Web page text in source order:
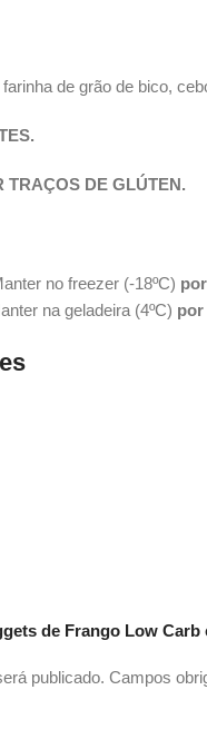
de grão de bico,
TRAÇOS DE GLÚTEN.
no freezer (-18ºC)
na geladeira (4ºC) por
de Frango Low Carb
publicado. Campos